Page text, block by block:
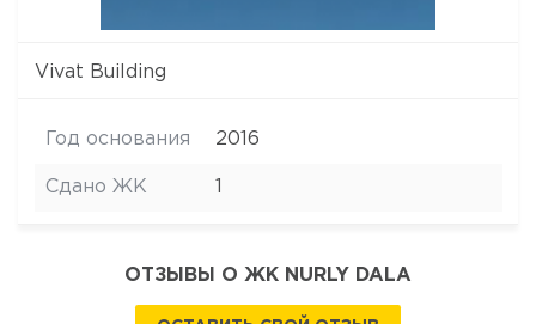
Vivat Building
Год основания 2016
Сдано ЖК
ОТЗЫВЫ О ЖК NURLY DALA